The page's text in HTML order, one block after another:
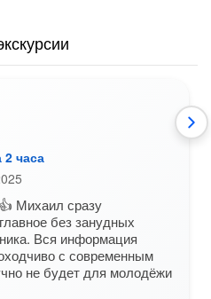
часа
Михаил сразу
без занудных
Вся информация
с современным
не будет для молодёжи